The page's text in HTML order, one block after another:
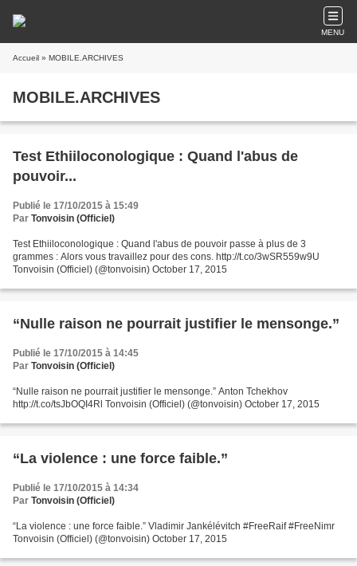
MENU
Accueil » MOBILE.ARCHIVES
MOBILE.ARCHIVES
Test Ethiiloconologique : Quand l'abus de
pouvoir...
Publié le 17/10/2015 à 15:49
Par Tonvoisin (Officiel)
Test Ethiiloconologique : Quand l'abus de pouvoir passe à plus de 3
grammes : Alors vous travaillez pour des cons. http://t.co/3wSR559w9U
Tonvoisin (Officiel) (@tonvoisin) October 17, 2015
“Nulle raison ne pourrait justifier le mensonge.”
Publié le 17/10/2015 à 14:45
Par Tonvoisin (Officiel)
“Nulle raison ne pourrait justifier le mensonge.” Anton Tchekhov
http://t.co/tsJbOQI4Rl Tonvoisin (Officiel) (@tonvoisin) October 17, 2015
“La violence : une force faible.”
Publié le 17/10/2015 à 14:34
Par Tonvoisin (Officiel)
“La violence : une force faible.” Vladimir Jankélévitch #FreeRaif #FreeNimr
Tonvoisin (Officiel) (@tonvoisin) October 17, 2015